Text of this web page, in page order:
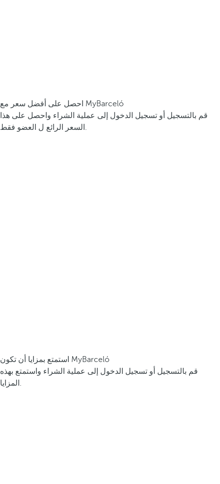
احصل على أفضل سعر مع MyBarceló
قم بالتسجيل أو تسجيل الدخول إلى عملية الشراء واحصل على هذا
السعر الرائع ل العضو فقط.
استمتع بمزايا أن تكون MyBarceló
قم بالتسجيل أو تسجيل الدخول إلى عملية الشراء واستمتع بهذه
المزايا.